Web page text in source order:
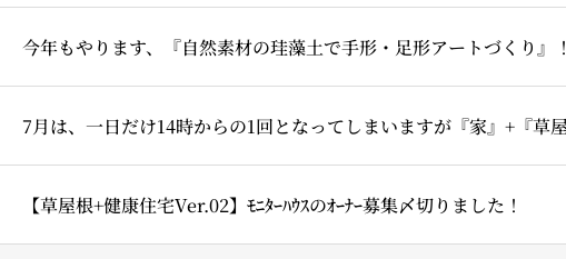
今年もやります、『自然素材の珪藻土で手形・足形アートづくり』！
【草屋根+健康住宅Ver.02】ﾓﾆﾀｰﾊｳｽのｵｰﾅｰ募集〆切りました！